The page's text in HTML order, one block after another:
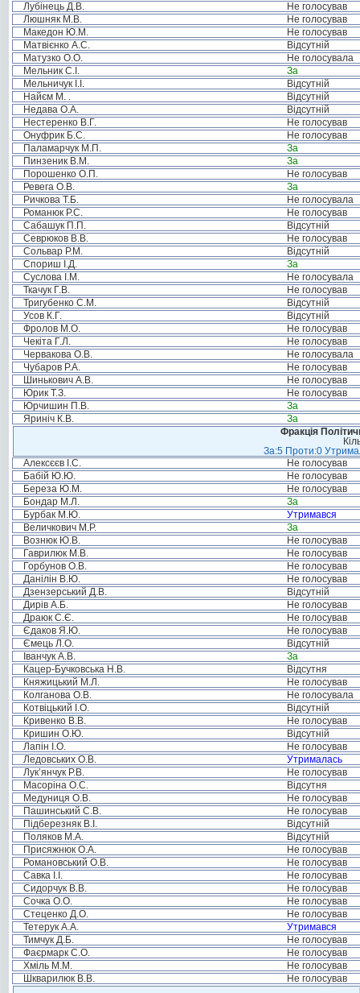
Лубінець Д.В.
Не голосував
Люшняк М.В.
Не голосував
Македон Ю.М.
Не голосував
Матвієнко А.С.
Відсутній
Матузко О.О.
Не голосувала
Мельник С.І.
За
Мельничук І.І.
Відсутній
Найєм М. .
Відсутній
Недава О.А.
Відсутній
Нестеренко В.Г.
Не голосував
Онуфрик Б.С.
Не голосував
Паламарчук М.П.
За
Пинзеник В.М.
За
Порошенко О.П.
Не голосував
Ревега О.В.
За
Ричкова Т.Б.
Не голосувала
Романюк Р.С.
Не голосував
Сабашук П.П.
Відсутній
Севрюков В.В.
Не голосував
Сольвар Р.М.
Відсутній
Спориш І.Д.
За
Суслова І.М.
Не голосувала
Ткачук Г.В.
Не голосував
Тригубенко С.М.
Відсутній
Усов К.Г.
Відсутній
Фролов М.О.
Не голосував
Чекіта Г.Л.
Не голосував
Червакова О.В.
Не голосувала
Чубаров Р.А.
Не голосував
Шинькович А.В.
Не голосував
Юрик Т.З.
Не голосував
Юрчишин П.В.
За
Яриніч К.В.
За
Фракція
За:5 Проти:0
Алексєєв І.С.
Не голосував
Бабій Ю.Ю.
Не голосував
Береза Ю.М.
Не голосував
Бондар М.Л.
За
Бурбак М.Ю.
Утримався
Величкович М.Р.
За
Вознюк Ю.В.
Не голосував
Гаврилюк М.В.
Не голосував
Горбунов О.В.
Не голосував
Данілін В.Ю.
Не голосував
Дзензерський Д.В.
Відсутній
Дирів А.Б.
Не голосував
Драюк С.Є.
Не голосував
Єдаков Я.Ю.
Не голосував
Ємець Л.О.
Відсутній
Іванчук А.В.
За
Кацер-Бучковська Н.В.
Відсутня
Княжицький М.Л.
Не голосував
Колганова О.В.
Не голосувала
Котвіцький І.О.
Відсутній
Кривенко В.В.
Не голосував
Кришин О.Ю.
Відсутній
Лапін І.О.
Не голосував
Ледовських О.В.
Утрималась
Лук’янчук Р.В.
Не голосував
Масоріна О.С.
Відсутня
Медуниця О.В.
Не голосував
Пашинський С.В.
Не голосував
Підберезняк В.І.
Відсутній
Поляков М.А.
Відсутній
Присяжнюк О.А.
Не голосував
Романовський О.В.
Не голосував
Савка І.І.
Не голосував
Сидорчук В.В.
Не голосував
Сочка О.О.
Не голосував
Стеценко Д.О.
Не голосував
Тетерук А.А.
Утримався
Тимчук Д.Б.
Не голосував
Фаєрмарк С.О.
Не голосував
Хміль М.М.
Не голосував
Шкварилюк В.В.
Не голосував